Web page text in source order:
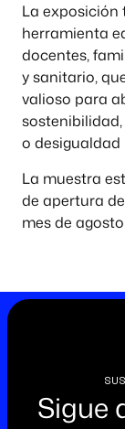
La exposición
herramienta
docentes,
y sanitario,
valioso para
o
La muestra
de apertura
mes de
Sigue